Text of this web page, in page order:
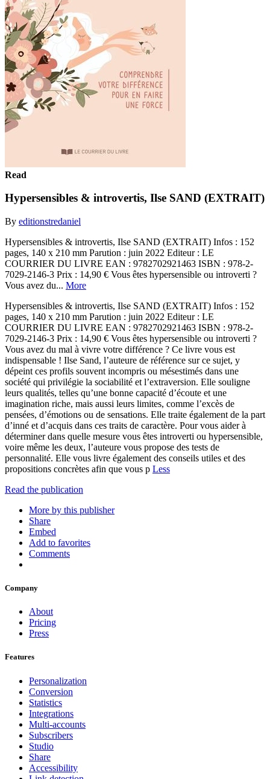
Read
Hypersensibles & introvertis, Ilse SAND (EXTRAIT)
By editionstredaniel
Hypersensibles & introvertis, Ilse SAND (EXTRAIT) Infos : 152
pages, 140 x 210 mm Parution : juin 2022 Editeur : LE
COURRIER DU LIVRE EAN : 9782702921463 ISBN : 978-2-
7029-2146-3 Prix : 14,90 € Vous êtes hypersensible ou introverti ?
Vous avez du... More
Hypersensibles & introvertis, Ilse SAND (EXTRAIT) Infos : 152
pages, 140 x 210 mm Parution : juin 2022 Editeur : LE
COURRIER DU LIVRE EAN : 9782702921463 ISBN : 978-2-
7029-2146-3 Prix : 14,90 € Vous êtes hypersensible ou introverti ?
Vous avez du mal à vivre votre différence ? Ce livre vous est
indispensable ! Ilse Sand, l’auteure de référence sur ce sujet, y
dépeint ces profils souvent incompris ou mésestimés dans une
société qui privilégie la sociabilité et l’extraversion. Elle souligne
leurs qualités, telles qu’une bonne capacité d’écoute et une
imagination riche, mais aussi leurs limites, comme l’excès de
pensées, d’émotions ou de sensations. Elle traite également de la part
d’inné et d’acquis dans ces traits de caractère. Pour vous aider à
déterminer dans quelle mesure vous êtes introverti ou hypersensible,
voire même les deux, l’auteure vous propose des tests de
personnalité. Elle vous livre également des conseils utiles et des
propositions concrètes afin que vous p Less
Read the publication
More by this publisher
Share
Embed
Add to favorites
Comments
Company
About
Pricing
Press
Features
Personalization
Conversion
Statistics
Integrations
Multi-accounts
Subscribers
Studio
Share
Accessibility